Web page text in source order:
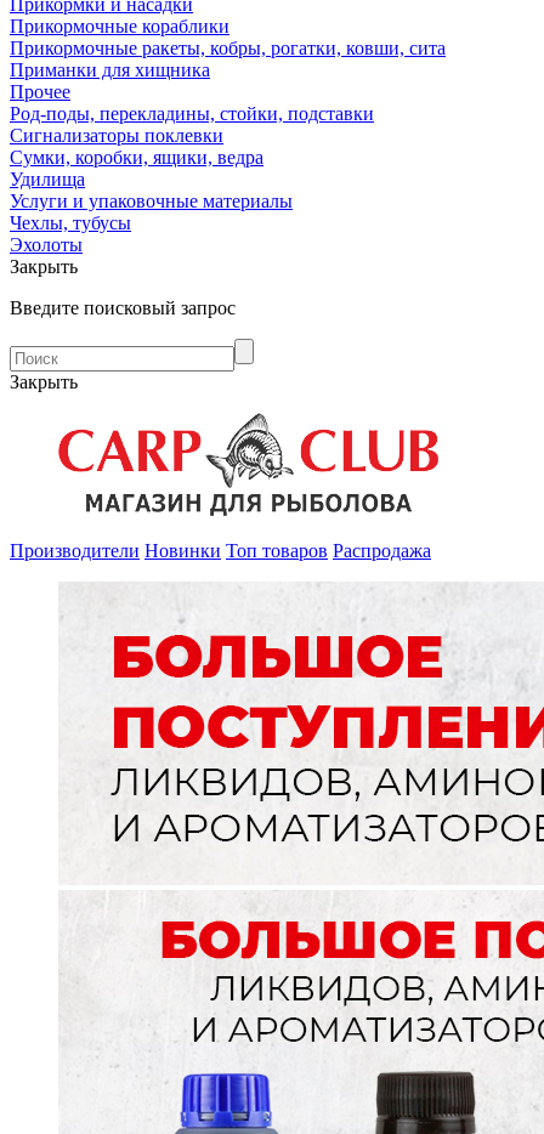
Прикормки и насадки
Прикормочные кораблики
Прикормочные ракеты, кобры, рогатки, ковши, сита
Приманки для хищника
Прочее
Род-поды, перекладины, стойки, подставки
Сигнализаторы поклевки
Сумки, коробки, ящики, ведра
Удилища
Услуги и упаковочные материалы
Чехлы, тубусы
Эхолоты
Закрыть
Введите поисковый запрос
Закрыть
Производители Новинки Топ товаров Распродажа